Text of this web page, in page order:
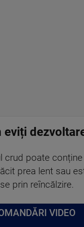
eviți
crud poate
prea lent sau
prin reîncălzire.
VIDEO